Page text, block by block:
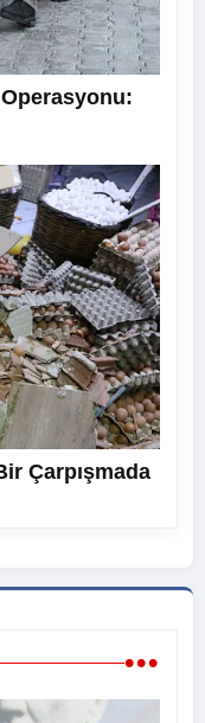
Çarpışmada
•••